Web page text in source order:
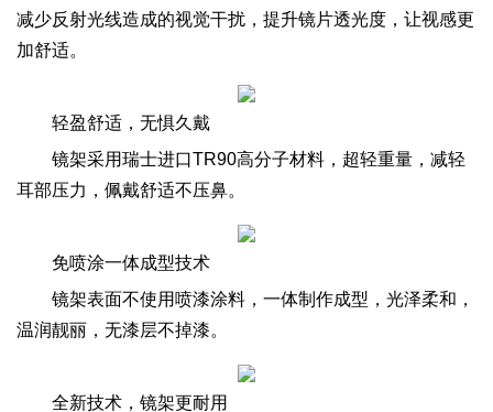
减少反射光线造成的视觉干扰，提升镜片透光度，让视感更
加舒适。
轻盈舒适，无惧久戴
镜架采用瑞士进口TR90高分子材料，超轻重量，减轻
耳部压力，佩戴舒适不压鼻。
免喷涂一体成型技术
镜架表面不使用喷漆涂料，一体制作成型，光泽柔和，
温润靓丽，无漆层不掉漆。
全新技术，镜架更耐用